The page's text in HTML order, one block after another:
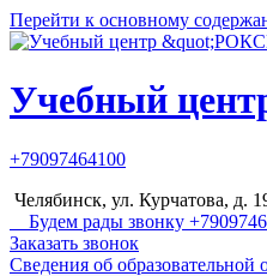
Перейти к основному
Учебный
+79097464100
Челябинск, ул. Курчатова, д.
Будем рады звонку
Заказать звонок
Сведения об образовательной